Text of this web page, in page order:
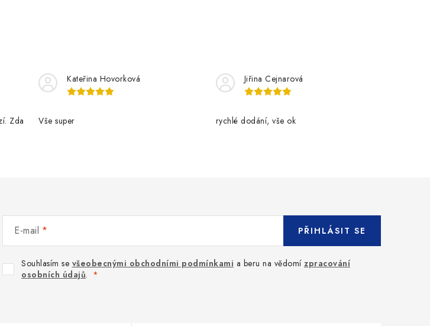
Zda
Kateřina Hovorková
Vše super
Jiřina Cejnarová
rychlé dodání, vše ok
E-mail
Souhlasím se všeobecnými obchodními podmínkami a beru na vědomí zpracování
osobních údajů.
PŘIHLÁSIT SE